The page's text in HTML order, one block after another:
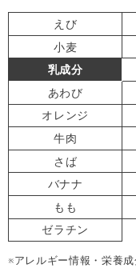
えび
小麦
乳成分
あわび
オレンジ
牛肉
さば
バナナ
もも
ゼラチン
※アレルギー情報・栄養